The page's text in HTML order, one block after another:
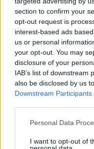
section to confirm your
opt-out request is
interest-based ads
us or personal
your opt-out. You may
disclosure of your
IAB’s list of downstream
also be disclosed by us
Downstream Participants
Personal Data
I want to opt-out of
Ver más